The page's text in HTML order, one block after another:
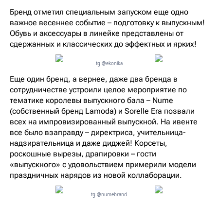
Бренд отметил специальным запуском еще одно
важное весеннее событие – подготовку к выпускным!
Обувь и аксессуары в линейке представлены от
сдержанных и классических до эффектных и ярких!
tg @ekonika
Еще один бренд, а вернее, даже два бренда в
сотрудничестве устроили целое мероприятие по
тематике королевы выпускного бала – Nume
(собственный бренд Lamoda) и Sorelle Era позвали
всех на импровизированный выпускной. На ивенте
все было взаправду – директриса, учительница-
надзирательница и даже диджей! Корсеты,
роскошные вырезы, драпировки – гости
«выпускного» с удовольствием примерили модели
праздничных нарядов из новой коллаборации.
tg @numebrand